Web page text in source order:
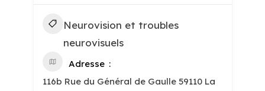
Neurovision et troubles
neurovisuels
Adresse
116b Rue du Général de Gaulle 59110 La